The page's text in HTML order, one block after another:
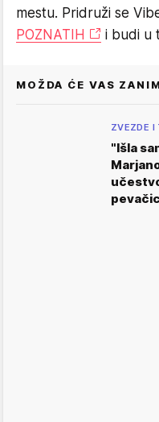
mestu. Pridruži se
POZNATIH
i budi u
MOŽDA ĆE VAS
ZVEZDE I
"Išla